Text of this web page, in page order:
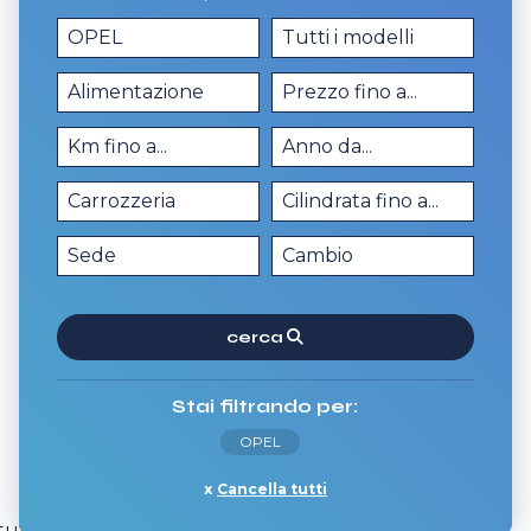
cerca
Stai filtrando per:
OPEL
Cancella tutti